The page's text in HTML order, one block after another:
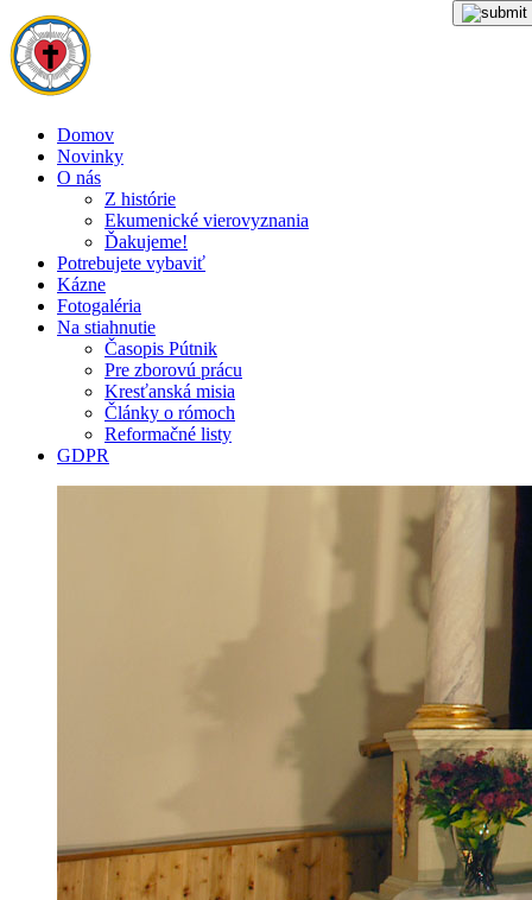
Domov
Novinky
O nás
Z histórie
Ekumenické vierovyznania
Ďakujeme!
Potrebujete vybaviť
Kázne
Fotogaléria
Na stiahnutie
Časopis Pútnik
Pre zborovú prácu
Kresťanská misia
Články o rómoch
Reformačné listy
GDPR